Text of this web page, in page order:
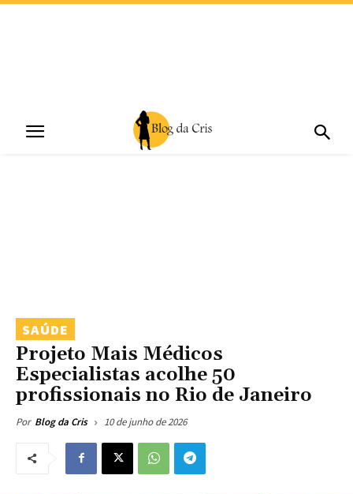
SAÚDE
Projeto Mais Médicos
Especialistas acolhe 50
profissionais no Rio de Janeiro
Por Blog da Cris 10 de junho de 2026